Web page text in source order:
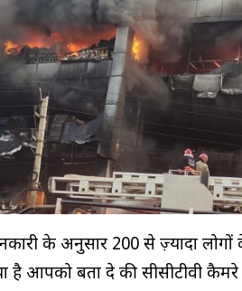
के अनुसार 200 से ज़्यादा
है आपको बता दे की सीसीटीवी